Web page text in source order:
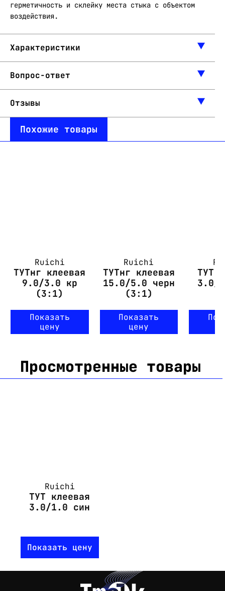
герметичность и склейку места стыка с объектом
воздействия.
Характеристики
Вопрос-ответ
Отзывы
Похожие товары
Ruichi
ТУТнг клеевая
9.0/3.0 кр
(3:1)
Показать
цену
Ruichi
ТУТнг клеевая
15.0/5.0 черн
(3:1)
Показать
цену
ТУТ
3.0/
Просмотренные товары
Ruichi
ТУТ клеевая
3.0/1.0 син
Показать цену